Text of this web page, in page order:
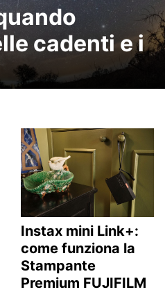
cadenti e i
Instax mini Link+:
come funziona la
Stampante
Premium FUJIFILM